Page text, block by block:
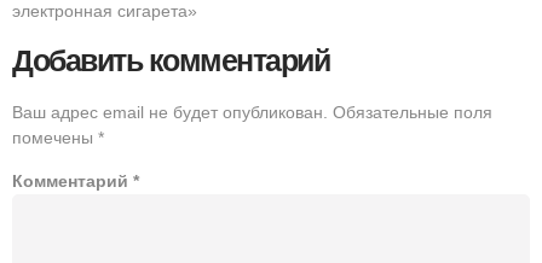
электронная сигарета»
Добавить комментарий
Ваш адрес email не будет опубликован. Обязательные поля
помечены *
Комментарий *